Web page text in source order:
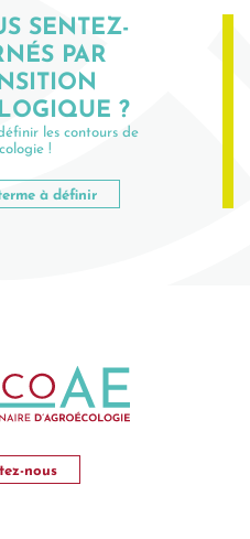
SENTEZ-
PAR
?
les contours de
!
à définir
nous